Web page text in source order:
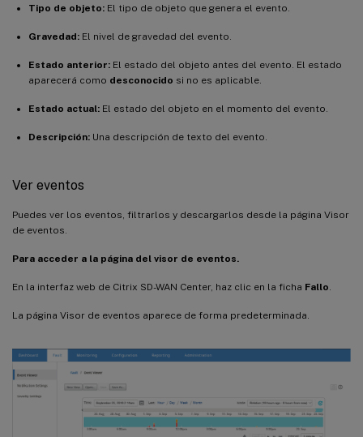
Tipo de objeto: El tipo de objeto que genera el evento.
Gravedad: El nivel de gravedad del evento.
Estado anterior: El estado del objeto antes del evento. El estado
aparecerá como desconocido si no es aplicable.
Estado actual: El estado del objeto en el momento del evento.
Descripción: Una descripción de texto del evento.
Ver eventos
Puedes ver los eventos, filtrarlos y descargarlos desde la página Visor
de eventos.
Para acceder a la página del visor de eventos.
En la interfaz web de Citrix SD-WAN Center, haz clic en la ficha Fallo
La página Visor de eventos aparece de forma predeterminada.